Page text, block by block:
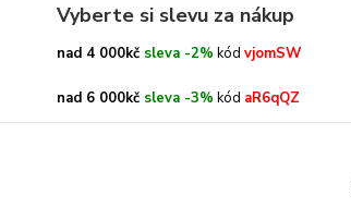
Vyberte si slevu za nákup
nad 4 000kč sleva -2% kód vjomSW
nad 6 000kč sleva -3% kód aR6qQZ